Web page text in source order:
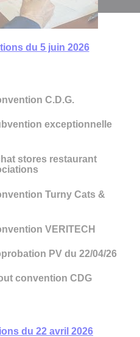
du 5 juin 2026
C.D.G.
exceptionnelle
stores restaurant
Turny Cats &
VERITECH
PV du 22/04/26
convention CDG
du 22 avril 2026